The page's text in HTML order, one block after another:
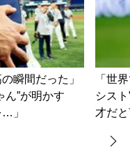
瞬間だった」
ん”が明かす
」
「世
シス
才だ